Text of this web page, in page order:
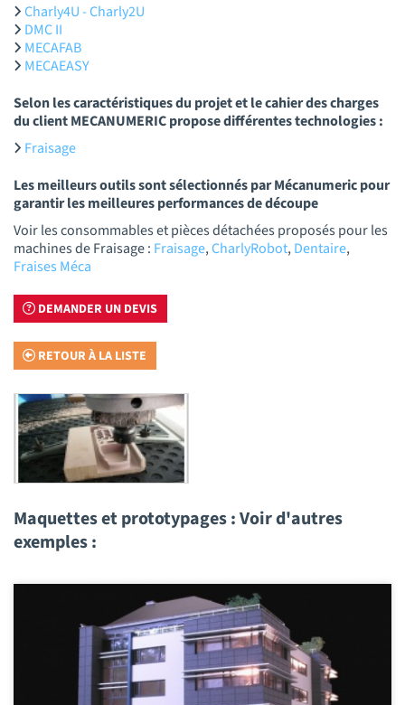
Charly4U - Charly2U
DMC II
MECAFAB
MECAEASY
Selon les caractéristiques du projet et le cahier des charges
du client MECANUMERIC propose différentes technologies :
Fraisage
Les meilleurs outils sont sélectionnés par Mécanumeric pour
garantir les meilleures performances de découpe
Voir les consommables et pièces détachées proposés pour les
machines de Fraisage : Fraisage,CharlyRobot,Dentaire,
Fraises Méca
DEMANDER UN DEVIS
RETOUR À LA LISTE
Maquettes et prototypages : Voir d'autres
exemples :